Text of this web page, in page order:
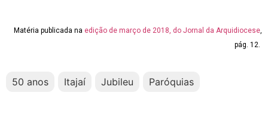
Matéria publicada na edição de março de 2018, do Jornal da Arquidiocese
pág. 12.
50 anos Itajaí Jubileu Paróquias